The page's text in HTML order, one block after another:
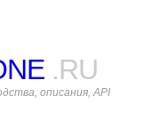
.RU
описания, API